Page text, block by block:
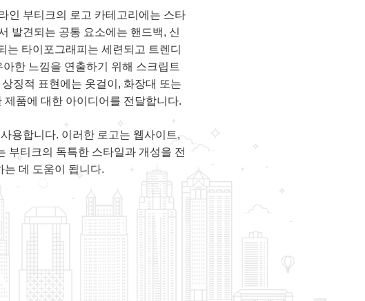
인 부티크의 로고 카테고리에는 스타
발견되는 공통 요소에는 핸드백, 신
타이포그래피는 세련되고 트렌디
한 느낌을 연출하기 위해 스크립트
징적 표현에는 옷걸이, 화장대 또는
품에 대한 아이디어를 전달합니다.
용합니다. 이러한 로고는 웹사이트,
부티크의 독특한 스타일과 개성을 전
데 도움이 됩니다.